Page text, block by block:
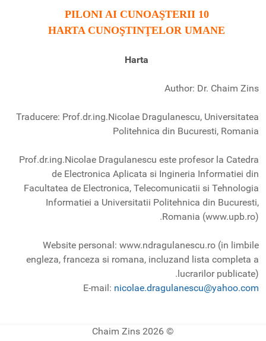
10 PILONI AI CUNOAŞTERII
HARTA CUNOŞTINŢELOR UMANE
Harta
Author: Dr. Chaim Zins
Traducere: Prof.dr.ing.Nicolae Dragulanescu, Universitatea
Politehnica din Bucuresti, Romania
Prof.dr.ing.Nicolae Dragulanescu este profesor la Catedra
de Electronica Aplicata si Ingineria Informatiei din
Facultatea de Electronica, Telecomunicatii si Tehnologia
Informatiei a Universitatii Politehnica din Bucuresti,
Romania (www.upb.ro).
Website personal: www.ndragulanescu.ro (in limbile
engleza, franceza si romana, incluzand lista completa a
lucrarilor publicate).
E-mail: nicolae.dragulanescu@yahoo.com
© 2026 Chaim Zins